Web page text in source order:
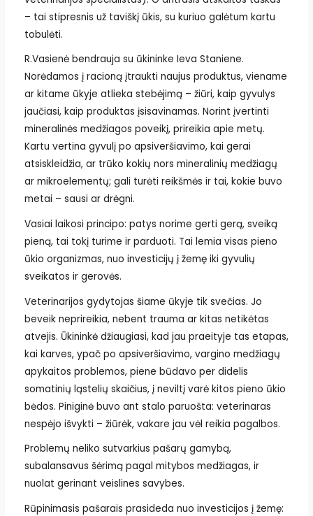
– tai stipresnis už taviškį ūkis, su kuriuo galėtum kartu
tobulėti.
R.Vasienė bendrauja su ūkininke Ieva Staniene.
Norėdamos į racioną įtraukti naujus produktus, viename
ar kitame ūkyje atlieka stebėjimą – žiūri, kaip gyvulys
jaučiasi, kaip produktas įsisavinamas. Norint įvertinti
mineralinės medžiagos poveikį, prireikia apie metų.
Kartu vertina gyvulį po apsiveršiavimo, kai gerai
atsiskleidžia, ar trūko kokių nors mineralinių medžiagų
ar mikroelementų; gali turėti reikšmės ir tai, kokie buvo
metai – sausi ar drėgni.
Vasiai laikosi principo: patys norime gerti gerą, sveiką
pieną, tai tokį turime ir parduoti. Tai lemia visas pieno
ūkio organizmas, nuo investicijų į žemę iki gyvulių
sveikatos ir gerovės.
Veterinarijos gydytojas šiame ūkyje tik svečias. Jo
beveik neprireikia, nebent trauma ar kitas netikėtas
atvejis. Ūkininkė džiaugiasi, kad jau praeityje tas etapas,
kai karves, ypač po apsiveršiavimo, vargino medžiagų
apykaitos problemos, piene būdavo per didelis
somatinių ląstelių skaičius, į neviltį varė kitos pieno ūkio
bėdos. Piniginė buvo ant stalo paruošta: veterinaras
nespėjo išvykti – žiūrėk, vakare jau vėl reikia pagalbos.
Problemų neliko sutvarkius pašarų gamybą,
subalansavus šėrimą pagal mitybos medžiagas, ir
nuolat gerinant veislines savybes.
Rūpinimasis pašarais prasideda nuo investicijos į žemę: